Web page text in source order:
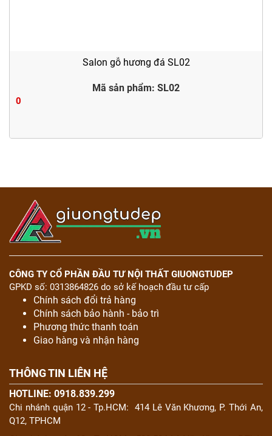
Salon gỗ hương đá SL02
Mã sản phẩm: SL02
0
CÔNG TY CỔ PHẦN ĐẦU TƯ NỘI THẤT GIUONGTUDEP
GPKD số: 0313864826 do sở kế hoạch đầu tư cấp
Chính sách đổi trả hàng
Chính sách bảo hành - bảo trì
Phương thức thanh toán
Giao hàng và nhận hàng
THÔNG TIN LIÊN HỆ
HOTLINE: 0918.839.299
Chi nhánh quận 12 - Tp.HCM:
414 Lê Văn Khương, P. Thới An,
Q12, TPHCM